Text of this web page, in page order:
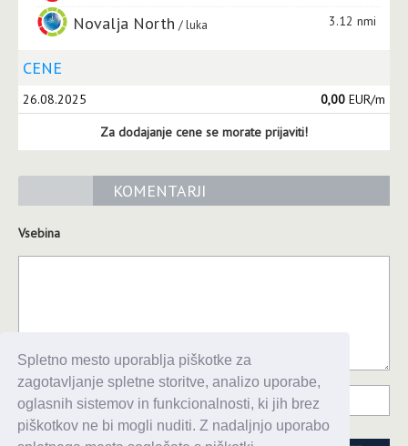
Spletno mesto uporablja piškotke za
zagotavljanje spletne storitve, analizo uporabe,
oglasnih sistemov in funkcionalnosti, ki jih brez
piškotkov ne bi mogli nuditi. Z nadaljnjo uporabo
Novalja North luka 3.12 nmi
CENE
26.08.2025 0,00 EUR/m
Za dodajanje cene se morate prijaviti!
KOMENTARJI
Vsebina